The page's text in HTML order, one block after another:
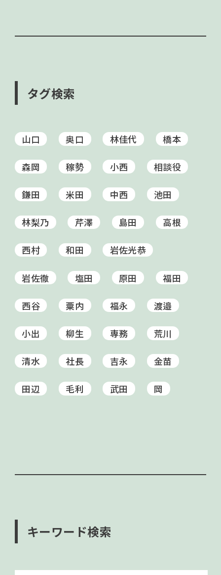
タグ検索
山口 奥口 林佳代 橋本
森岡 稼勢 小西 相談役
鎌田 米田 中西 池田
林梨乃 芹澤 島田 高根
西村 和田 岩佐光恭
岩佐徹 塩田 原田 福田
西谷 粟内 福永 渡邉
小出 柳生 専務 荒川
清水 社長 吉永 金苗
田辺 毛利 武田 岡
キーワード検索